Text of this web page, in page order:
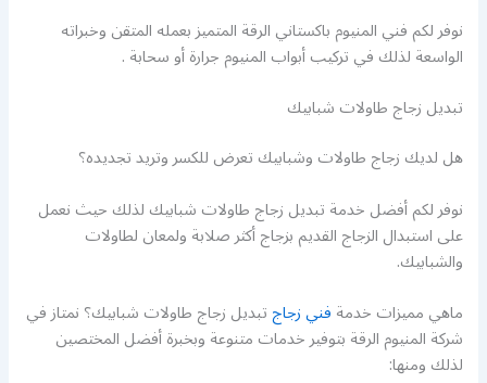
نوفر لكم فني المنيوم باكستاني الرقة المتميز بعمله المتقن وخبراته
الواسعة لذلك في تركيب أبواب المنيوم جرارة أو سحابة .
تبديل زجاج طاولات شبابيك
هل لديك زجاج طاولات وشبابيك تعرض للكسر وتريد تجديده؟
نوفر لكم أفضل خدمة تبديل زجاج طاولات شبابيك لذلك حيث نعمل
على استبدال الزجاج القديم بزجاج أكثر صلابة ولمعان لطاولات
والشبابيك.
ماهي مميزات خدمةفني زجاجتبديل زجاج طاولات شبابيك؟ نمتاز في
شركة المنيوم الرقة بتوفير خدمات متنوعة وبخبرة أفضل المختصين
لذلك ومنها: